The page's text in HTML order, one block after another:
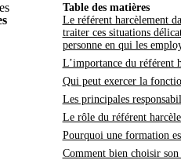
Table des matières
Le référent harcèlement
traiter ces situations
personne en qui les
L’importance du référent
Qui peut exercer la
Les principales
Le rôle du référent
Pourquoi une formation
Comment bien choisir